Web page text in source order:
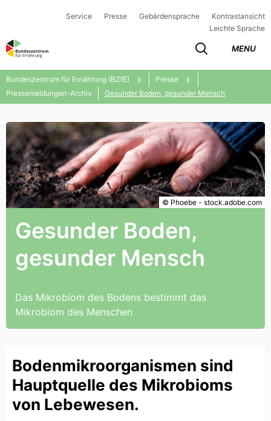
Service Presse Gebärdensprache
Kontrastansicht
Leichte Sprache
MENU
Bundeszentrum für Ernährung (BZfE)
Presse
Pressemeldungen-Archiv
Gesunder Boden, gesunder Mensch
Gesunder Boden,
gesunder Mensch
Das Mikrobiom des Bodens bestimmt das
Mikrobiom des Menschen
© Phoebe - stock.adobe.com
Bodenmikroorganismen sind
Hauptquelle des Mikrobioms
von Lebewesen.